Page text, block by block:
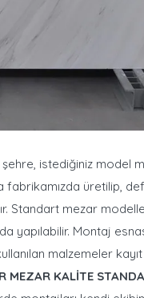
istediğiniz model
üretilip,
mezar
yapılabilir. Montaj
malzemeler
MEZAR KALİTE